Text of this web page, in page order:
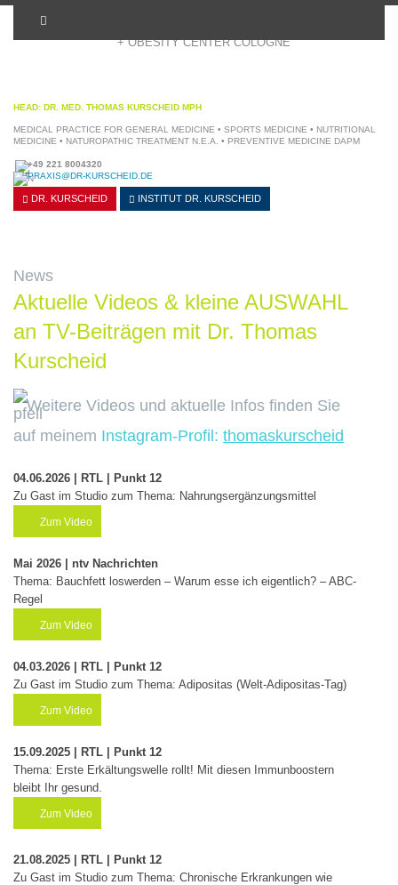
+ OBESITY CENTER COLOGNE
HEAD: DR. MED. THOMAS KURSCHEID MPH
MEDICAL PRACTICE FOR GENERAL MEDICINE • SPORTS MEDICINE • NUTRITIONAL
MEDICINE • NATUROPATHIC TREATMENT N.E.A. • PREVENTIVE MEDICINE DAPM
+49 221 8004320
PRAXIS@DR-KURSCHEID.DE
DR. KURSCHEID INSTITUT DR. KURSCHEID
News
Aktuelle Videos & kleine AUSWAHL
an TV-Beiträgen mit Dr. Thomas
Kurscheid
Weitere Videos und aktuelle Infos finden Sie
auf meinem Instagram-Profil: thomaskurscheid
04.06.2026 | RTL | Punkt 12
Zu Gast im Studio zum Thema: Nahrungsergänzungsmittel
Zum Video
Mai 2026 | ntv Nachrichten
Thema: Bauchfett loswerden – Warum esse ich eigentlich? – ABC-
Regel
Zum Video
04.03.2026 | RTL | Punkt 12
Zu Gast im Studio zum Thema: Adipositas (Welt-Adipositas-Tag)
Zum Video
15.09.2025 | RTL | Punkt 12
Thema: Erste Erkältungswelle rollt! Mit diesen Immunboostern
bleibt Ihr gesund.
Zum Video
21.08.2025 | RTL | Punkt 12
Zu Gast im Studio zum Thema: Chronische Erkrankungen wie